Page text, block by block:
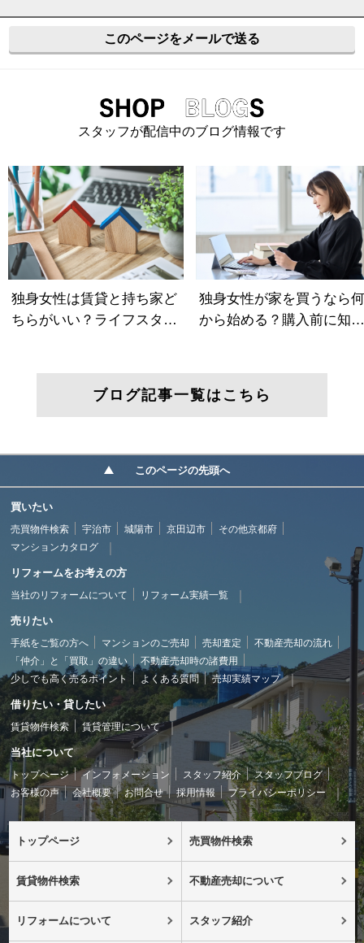
このページをメールで送る
スタッフが配信中のブログ情報です
ブログ記事一覧はこちら
このページの先頭へ
買いたい
売買物件検索 宇治市 城陽市 京田辺市
その他京都府
マンションカタログ
リフォームをお考えの方
当社のリフォームについて リフォーム実績一覧
売りたい
手紙をご覧の方へ マンションのご売却 売却査定
不動産売却の流れ
「仲介」と「買取」の違い
不動産売却時の諸費用
少しでも高く売るポイント
よくある質問 売却実績マップ
借りたい・貸したい
賃貸物件検索 賃貸管理について
当社について
トップページ インフォメーション スタッフ紹介
スタッフブログ
お客様の声
会社概要 お問合せ 採用情報 プライバシーポリシー
トップページ 売買物件検索
賃貸物件検索 不動産売却について
リフォームについて スタッフ紹介